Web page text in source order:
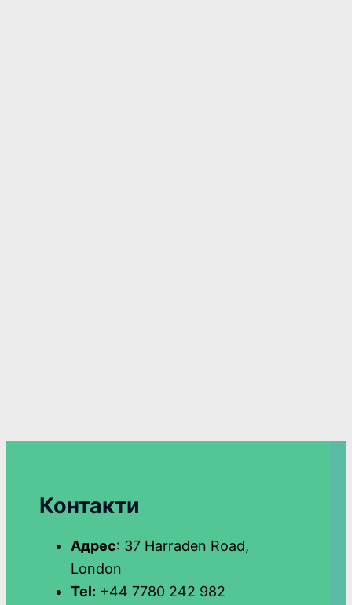
Контакти
Адрес: 37 Harraden Road,
London
Tel: +44 7780 242 982